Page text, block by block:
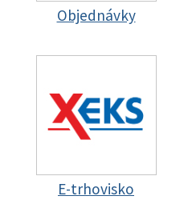
Objednávky
E-trhovisko